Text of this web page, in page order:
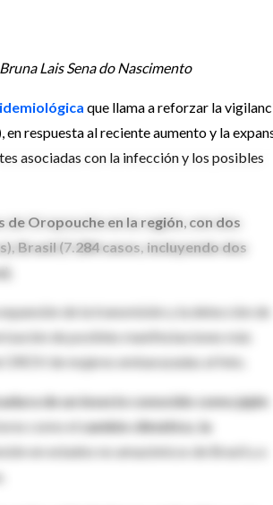
Lais Sena do Nascimento
que llama a reforzar la
, en respuesta al reciente aumento y la
asociadas con la infección y los posibles
de Oropouche en la región con dos
Brasil (7.284 casos, incluyendo dos
de la transmisión y la detección de
de posibles manifestaciones más
de mujeres embarazadas al feto.
de un insecto conocido como jején
como el cambio climático, la
en estados no amazónicos de Brasil y a